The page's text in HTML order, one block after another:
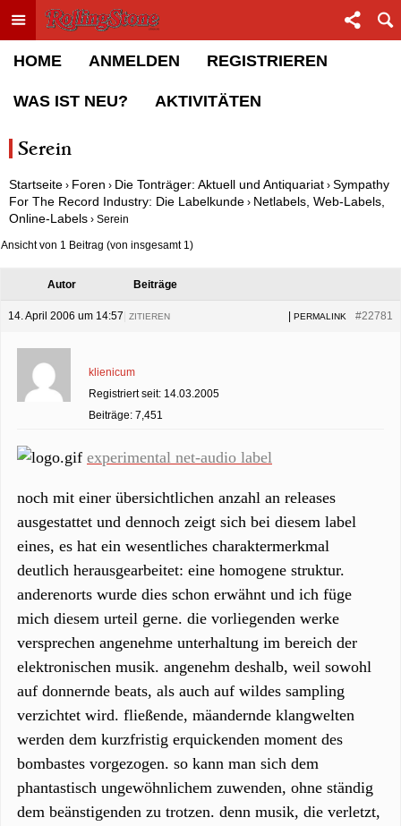
Toggle menu
Rolling Stone Forum
HOME ANMELDEN REGISTRIEREN
WAS IST NEU? AKTIVITÄTEN
Serein
Startseite › Foren › Die Tonträger: Aktuell und Antiquariat › Sympathy
For The Record Industry: Die Labelkunde › Netlabels, Web-Labels,
Online-Labels › Serein
Ansicht von 1 Beitrag (von insgesamt 1)
Autor Beiträge
14. April 2006 um 14:57 #22781
PERMALINK
ZITIEREN
klienicum
Registriert seit: 14.03.2005
Beiträge: 7,451
experimental net-audio label
noch mit einer übersichtlichen anzahl an releases
ausgestattet und dennoch zeigt sich bei diesem label
eines, es hat ein wesentliches charaktermerkmal
deutlich herausgearbeitet: eine homogene struktur.
anderenorts wurde dies schon erwähnt und ich füge
mich diesem urteil gerne. die vorliegenden werke
versprechen angenehme unterhaltung im bereich der
elektronischen musik. angenehm deshalb, weil sowohl
auf donnernde beats, als auch auf wildes sampling
verzichtet wird. fließende, mäandernde klangwelten
werden dem kurzfristig erquickenden moment des
bombastes vorgezogen. so kann man sich dem
phantastisch ungewöhnlichem zuwenden, ohne ständig
dem beänstigenden zu trotzen. denn musik, die verletzt,